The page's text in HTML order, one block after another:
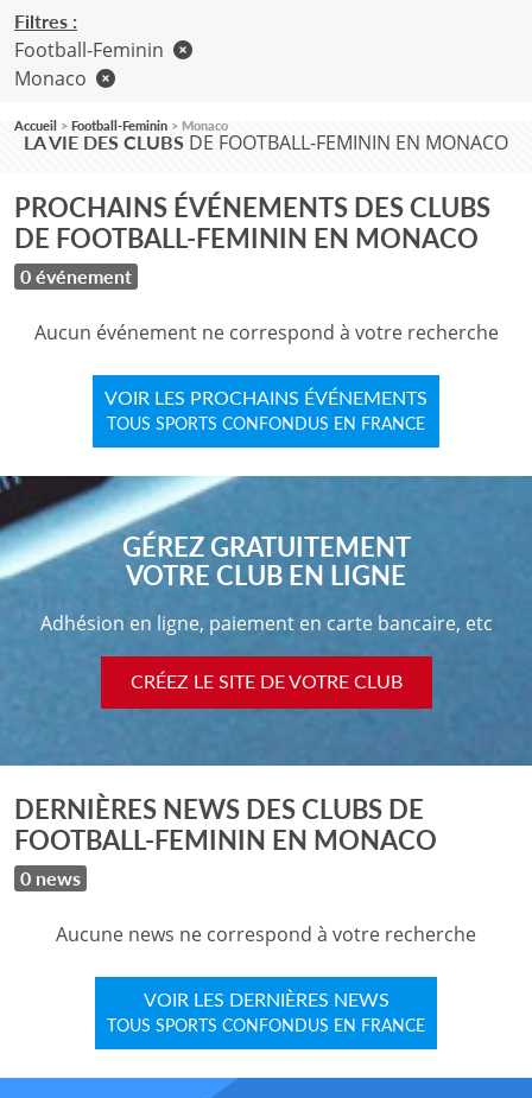
LA VIE DES CLUBS DE FOOTBALL-FEMININ EN MONACO
PROCHAINS ÉVÉNEMENTS DES CLUBS
DE FOOTBALL-FEMININ EN MONACO
0 événement
Aucun événement ne correspond à votre recherche
VOIR LES PROCHAINS ÉVÉNEMENTS
TOUS SPORTS CONFONDUS EN FRANCE
GÉREZ GRATUITEMENT
VOTRE CLUB EN LIGNE
Adhésion en ligne, paiement en carte bancaire, etc
CRÉEZ LE SITE DE VOTRE CLUB
DERNIÈRES NEWS DES CLUBS DE
FOOTBALL-FEMININ EN MONACO
0 news
Aucune news ne correspond à votre recherche
VOIR LES DERNIÈRES NEWS
TOUS SPORTS CONFONDUS EN FRANCE
Filtres :
Football-Feminin
Monaco
Accueil Football-Feminin Monaco